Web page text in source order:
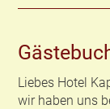
Liebes Hotel
wir haben uns